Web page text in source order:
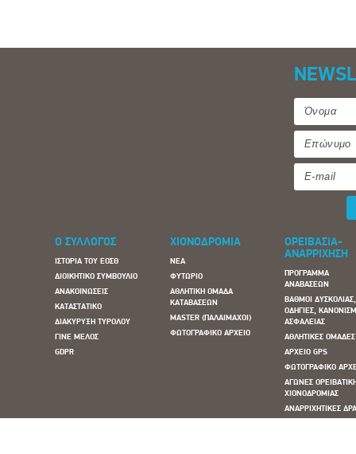
Ο ΣΥΛΛΟΓΟΣ
ΙΣΤΟΡΙΑ ΤΟΥ ΕΟΣΘ
ΔΙΟΙΚΗΤΙΚΟ ΣΥΜΒΟΥΛΙΟ
ΑΝΑΚΟΙΝΩΣΕΙΣ
ΚΑΤΑΣΤΑΤΙΚΟ
ΔΙΑΚΥΡΥΞΗ ΤΥΡΟΛΟΥ
ΓΙΝΕ ΜΕΛΟΣ
GDPR
ΧΙΟΝΟΔΡΟΜΙΑ
ΝΕΑ
ΦΥΤΩΡΙΟ
ΑΘΛΗΤΙΚΗ ΟΜΑΔΑ
ΚΑΤΑΒΑΣΕΩΝ
MASTER (ΠΑΛΑΙΜΑΧΟΙ)
ΦΩΤΟΓΡΑΦΙΚΟ ΑΡΧΕΙΟ
ΟΡΕΙΒΑΣΙΑ-
ΑΝΑΡΡΙΧΗΣΗ
ΠΡΟΓΡΑΜΜΑ
ΑΝΑΒΑΣΕΩΝ
ΒΑΘΜΟΙ ΔΥΣΚΟΛΙΑΣ,
ΟΔΗΓΙΕΣ,
ΑΣΦΑΛΕΙΑΣ
ΑΘΛΗΤΙΚΕΣ ΟΜΑΔΕΣ
ΑΡΧΕΙΟ GPS
ΦΩΤΟΓΡΑΦΙΚΟ
ΑΓΩΝΕΣ
ΧΙΟΝΟΔΡΟΜΙΑΣ
ΑΝΑΡΡΙΧΗΤΙΚΕΣ